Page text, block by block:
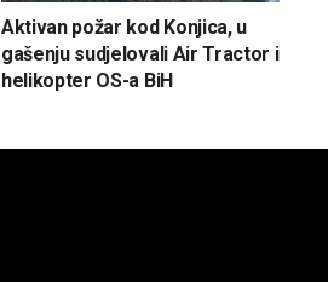
Aktivan požar kod Konjica, u
gašenju sudjelovali Air Tractor i
helikopter OS-a BiH